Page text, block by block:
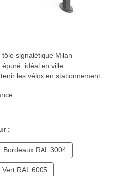
tôle signalétique Milan
épuré, idéal en ville
les vélos en stationnement
:
Bordeaux RAL 3004
Vert RAL 6005